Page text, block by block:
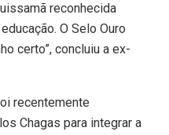
reconhecida
O Selo Ouro
certo”, concluiu a ex-
recentemente
Chagas para integrar a